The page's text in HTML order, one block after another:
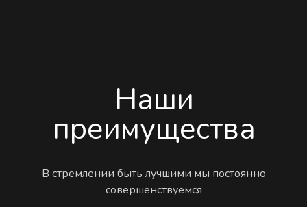
Наши
преимущества
В стремлении быть лучшими мы постоянно
совершенствуемся